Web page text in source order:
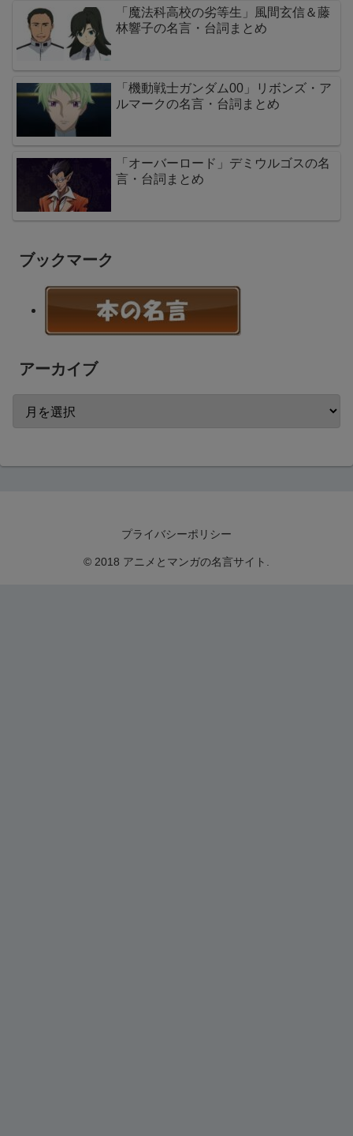
「魔法科高校の劣等生」風間玄信＆藤
林響子の名言・台詞まとめ
「機動戦士ガンダム00」リボンズ・ア
ルマークの名言・台詞まとめ
「オーバーロード」デミウルゴスの名
言・台詞まとめ
ブックマーク
アーカイブ
プライバシーポリシー
© 2018 アニメとマンガの名言サイト.